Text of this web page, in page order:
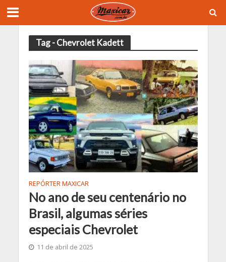
Tag - Chevrolet Kadett
REPÓRTER MAXICAR
No ano de seu centenário no
Brasil, algumas séries
especiais Chevrolet
11 de abril de 2025